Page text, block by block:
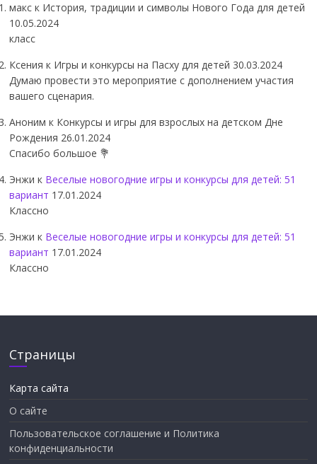
макс к История, традиции и символы Нового Года для детей
10.05.2024
класс
Ксения к Игры и конкурсы на Пасху для детей 30.03.2024
Думаю провести это мероприятие с дополнением участия
вашего сценария.
Аноним к Конкурсы и игры для взрослых на детском Дне
Рождения 26.01.2024
Спасибо большое 💐
Энжи к Веселые новогодние игры и конкурсы для детей: 51
вариант 17.01.2024
Классно
Энжи к Веселые новогодние игры и конкурсы для детей: 51
вариант 17.01.2024
Классно
Страницы
Карта сайта
О сайте
Пользовательское соглашение и Политика
конфиденциальности